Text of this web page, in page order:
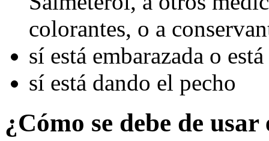
colorantes, o a
sí está embarazada o
sí está dando el pecho
¿Cómo se debe de